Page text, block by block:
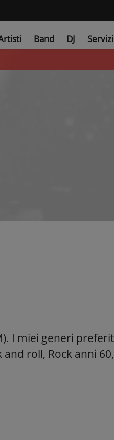
Band DJ Servizi
I miei generi
and roll, Rock anni 60,